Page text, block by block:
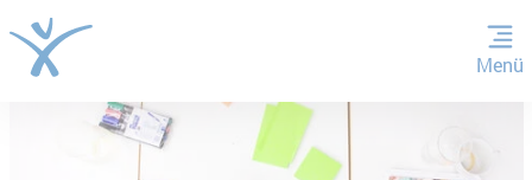
ZUM HAUPTINHALT SPRINGEN
Menü